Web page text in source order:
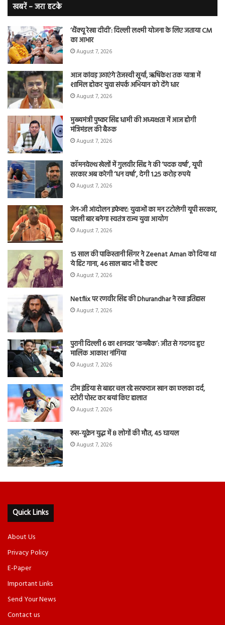
खबरें – जरा हटके
‘थैंक्यू रेखा दीदी’: दिल्ली लक्ष्मी योजना के लिए जताया CM
का आभार
August 7, 2026
आज कांवड़ उठाएंगे तेजस्वी सूर्या, ऋषिकेश तक यात्रा में
शामिल होकर युवा संपर्क अभियान को देंगे धार
August 7, 2026
मुख्यमंत्री पुष्कर सिंह धामी की अध्यक्षता में आज होगी
मंत्रिमंडल की बैठक
August 7, 2026
कॉमनवेल्थ खेलों में गुलवीर सिंह ने की ‘पदक वर्षा’, यूपी
सरकार अब करेगी ‘धन वर्षा’, देगी 1.25 करोड़ रुपये
August 7, 2026
जेन-जी आंदोलन इफेक्ट: युवाओं का मन टटोलेगी यूपी सरकार,
पहली बार बनेगा स्वतंत्र राज्य युवा आयोग
August 7, 2026
15 साल की पाकिस्तानी सिंगर ने Zeenat Aman को दिया था
ये हिट गाना, 46 साल बाद भी है कल्ट
August 7, 2026
Netflix पर रणवीर सिंह की Dhurandhar ने रचा इतिहास
August 7, 2026
पुरानी दिल्ली 6 का शानदार ‘कमबैक’: जीत से गदगद हुए
मालिक आकाश नांगिया
August 7, 2026
टीम इंडिया से बाहर चल रहे सरफराज खान का छलका दर्द,
स्टोरी पोस्ट कर बयां किए हालात
August 7, 2026
रूस-यूक्रेन युद्ध में 8 लोगों की मौत, 45 घायल
August 7, 2026
Quick Links
About Us
Privacy Policy
E-Paper
Important Links
Send Your News
Contact us